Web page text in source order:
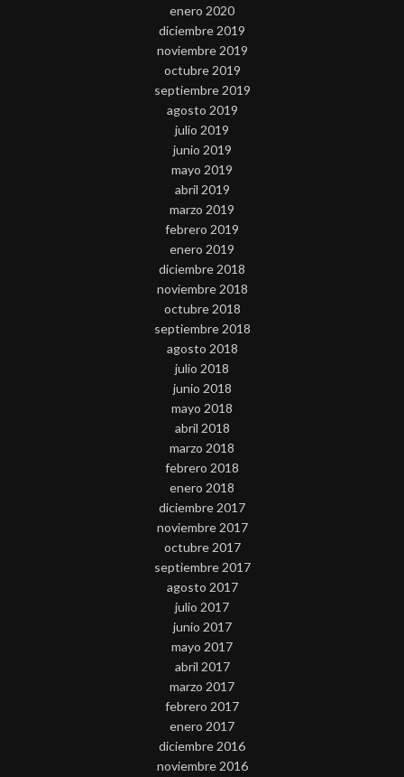
enero 2020
diciembre 2019
noviembre 2019
octubre 2019
septiembre 2019
agosto 2019
julio 2019
junio 2019
mayo 2019
abril 2019
marzo 2019
febrero 2019
enero 2019
diciembre 2018
noviembre 2018
octubre 2018
septiembre 2018
agosto 2018
julio 2018
junio 2018
mayo 2018
abril 2018
marzo 2018
febrero 2018
enero 2018
diciembre 2017
noviembre 2017
octubre 2017
septiembre 2017
agosto 2017
julio 2017
junio 2017
mayo 2017
abril 2017
marzo 2017
febrero 2017
enero 2017
diciembre 2016
noviembre 2016